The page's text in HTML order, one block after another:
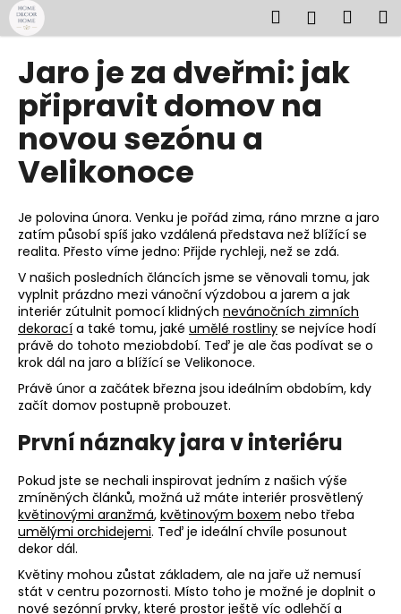
Přejít
na
obsah
Hledat
Jaro je za dveřmi: jak
připravit domov na
novou sezónu a
Velikonoce
Je polovina února. Venku je pořád zima, ráno mrzne a jaro
zatím působí spíš jako vzdálená představa než blížící se
realita. Přesto víme jedno: Přijde rychleji, než se zdá.
V našich posledních článcích jsme se věnovali tomu, jak
vyplnit prázdno mezi vánoční výzdobou a jarem a jak
interiér zútulnit pomocí klidných nevánočních zimních
dekorací a také tomu, jaké umělé rostliny se nejvíce hodí
právě do tohoto meziobdobí. Teď je ale čas podívat se o
krok dál na jaro a blížící se Velikonoce.
Právě únor a začátek března jsou ideálním obdobím, kdy
začít domov postupně probouzet.
První náznaky jara v interiéru
Pokud jste se nechali inspirovat jedním z našich výše
zmíněných článků, možná už máte interiér prosvětlený
květinovými aranžmá, květinovým boxem nebo třeba
umělými orchidejemi. Teď je ideální chvíle posunout
dekor dál.
Květiny mohou zůstat základem, ale na jaře už nemusí
stát v centru pozornosti. Místo toho je možné je doplnit o
nové sezónní prvky, které prostor ještě víc odlehčí a
K
o
C
o
p
o
t
ř
e
b
u
j
e
t
e
n
j
í
t
?
HLEDAT